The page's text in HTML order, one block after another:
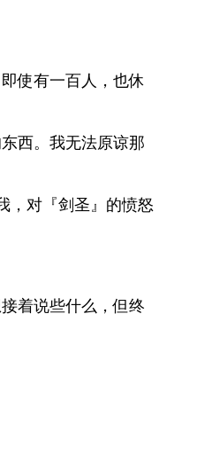
使有一百人，也休
西。我无法原谅那
，对『剑圣』的愤怒
着说些什么，但终